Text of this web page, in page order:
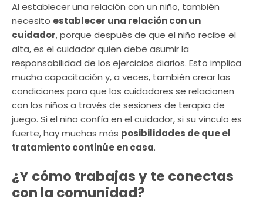
Al establecer una relación con un niño, también
necesito establecer una relación con un
cuidador, porque después de que el niño recibe el
alta, es el cuidador quien debe asumir la
responsabilidad de los ejercicios diarios. Esto implica
mucha capacitación y, a veces, también crear las
condiciones para que los cuidadores se relacionen
con los niños a través de sesiones de terapia de
juego. Si el niño confía en el cuidador, si su vínculo es
fuerte, hay muchas más posibilidades de que el
tratamiento continúe en casa.
¿Y cómo trabajas y te conectas
con la comunidad?